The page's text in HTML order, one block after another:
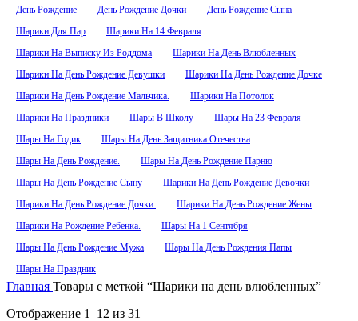
День Рождение День Рождение Дочки
День Рождение Сына
Шарики Для Пар
Шарики На 14 Февраля
Шарики На Выписку Из Роддома
Шарики На День Влюбленных
Шарики На День Рождение Девушки
Шарики На День Рождение Дочке
Шарики На День Рождение Мальчика.
Шарики На Потолок
Шарики На Праздники
Шары В Школу
Шары На 23 Февраля
Шары На Годик
Шары На День Защитника Отечества
Шары На День Рождение.
Шары На День Рождение Парню
Шары На День Рождение Сыну
Шарики На День Рождение Девочки
Шарики На День Рождение Дочки.
Шарики На День Рождение Жены
Шарики На Рождение Ребенка.
Шары На 1 Сентября
Шары На День Рождение Мужа
Шары На День Рождения Папы
Шары На Праздник
Главная Товары с меткой “Шарики на день влюбленных”
Отображение 1–12 из 31